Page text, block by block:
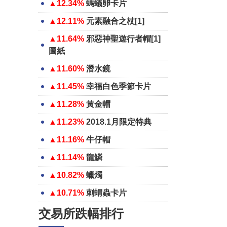
▲12.34% 螞蟻卵卡片
▲12.11% 元素融合之杖[1]
▲11.64% 邪惡神聖遊行者帽[1]
圖紙
▲11.60% 潛水鏡
▲11.45% 幸福白色季節卡片
▲11.28% 黃金帽
▲11.23% 2018.1月限定特典
▲11.16% 牛仔帽
▲11.14% 龍鱗
▲10.82% 蠟燭
▲10.71% 刺蝟蟲卡片
交易所跌幅排行